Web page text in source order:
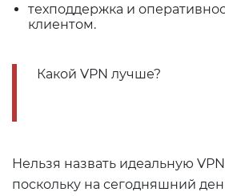
техподдержка и
клиентом.
Какой VPN лучше?
Нельзя назвать идеальную
поскольку на сегодняшний